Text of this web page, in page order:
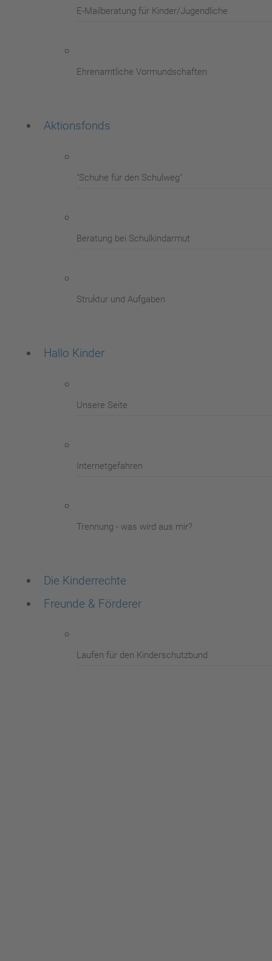
E-Mailberatung für Kinder/Jugendliche
Ehrenamtliche Vormundschaften
Aktionsfonds
"Schuhe für den Schulweg"
Beratung bei Schulkindarmut
Struktur und Aufgaben
Hallo Kinder
Unsere Seite
Internetgefahren
Trennung - was wird aus mir?
Die Kinderrechte
Freunde & Förderer
Laufen für den Kinderschutzbund